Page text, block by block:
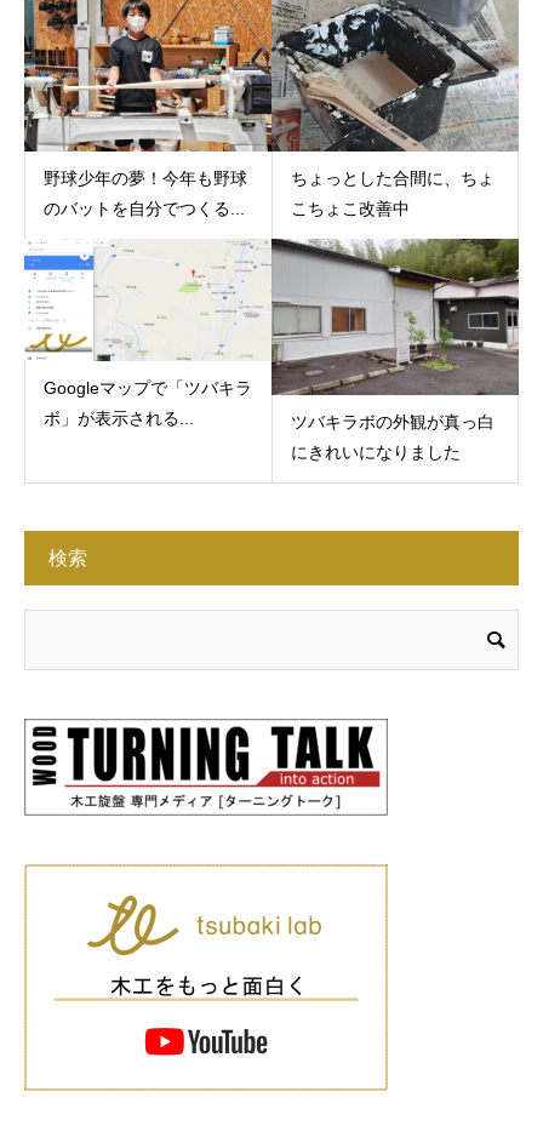
野球少年の夢！今年も野球
のバットを自分でつくる...
ちょっとした合間に、ちょ
こちょこ改善中
Googleマップで「ツバキラ
ボ」が表示される...
ツバキラボの外観が真っ白
にきれいになりました
検索